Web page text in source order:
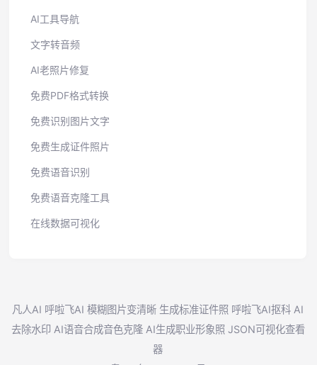
AI工具导航
文字转音频
AI老照片修复
免费PDF格式转换
免费识别图片文字
免费生成证件照片
免费语音识别
免费语音克隆工具
在线数据可视化
凡人AI 呼啦飞AI 模糊图片变清晰 生成标准证件照 呼啦飞AI抠科 AI
去除水印 AI语音合成音色克隆 AI生成职业形象照 JSON可视化查看
器